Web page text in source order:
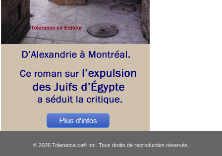
© 2026 Tolerance.ca®Inc. Tous droits de reproduction réservés.